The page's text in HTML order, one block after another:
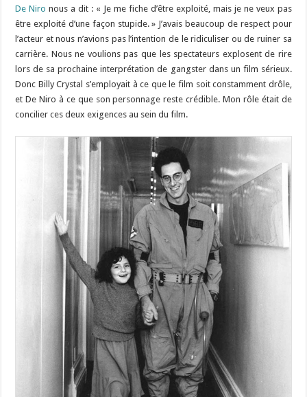
De Niro nous a dit : « Je me fiche d’être exploité, mais je ne veux pas
être exploité d’une façon stupide. » J’avais beaucoup de respect pour
l’acteur et nous n’avions pas l’intention de le ridiculiser ou de ruiner sa
carrière. Nous ne voulions pas que les spectateurs explosent de rire
lors de sa prochaine interprétation de gangster dans un film sérieux.
Donc Billy Crystal s’employait à ce que le film soit constamment drôle,
et De Niro à ce que son personnage reste crédible. Mon rôle était de
concilier ces deux exigences au sein du film.